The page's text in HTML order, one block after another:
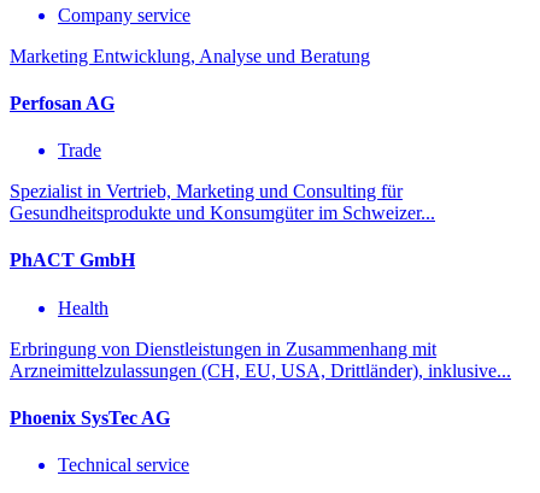
Company service
Marketing Entwicklung, Analyse und Beratung
Perfosan AG
Trade
Spezialist in Vertrieb, Marketing und Consulting für
Gesundheitsprodukte und Konsumgüter im Schweizer...
PhACT GmbH
Health
Erbringung von Dienstleistungen in Zusammenhang mit
Arzneimittelzulassungen (CH, EU, USA, Drittländer), inklusive...
Phoenix SysTec AG
Technical service